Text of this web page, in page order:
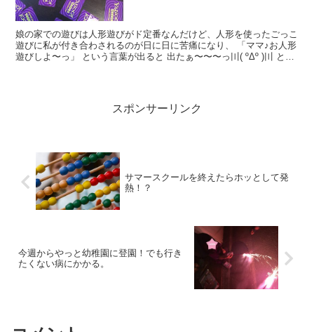
娘の家での遊びは人形遊びがド定番なんだけど、人形を使ったごっこ
遊びに私が付き合わされるのが日に日に苦痛になり、 「ママ♪お人形
遊びしよ〜っ」 という言葉が出ると 出たぁ〜〜〜っ〣( ºΔº )〣 と思
スポンサーリンク
サマースクールを終えたらホッとして発
熱！？
今週からやっと幼稚園に登園！でも行き
たくない病にかかる。